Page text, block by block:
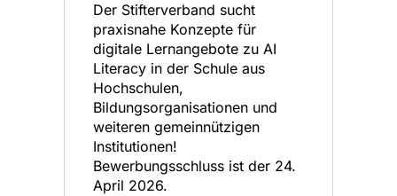
Der Stifterverband sucht
praxisnahe Konzepte für
digitale Lernangebote zu AI
Literacy in der Schule aus
Hochschulen,
Bildungsorganisationen und
weiteren gemeinnützigen
Institutionen!
Bewerbungsschluss ist der 24.
April 2026.